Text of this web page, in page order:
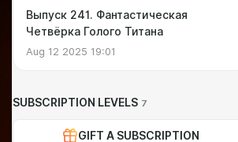
Выпуск 241. Фантастическая
Четвёрка Голого Титана
Aug 12 2025 19:01
SUBSCRIPTION LEVELS 7
GIFT A SUBSCRIPTION